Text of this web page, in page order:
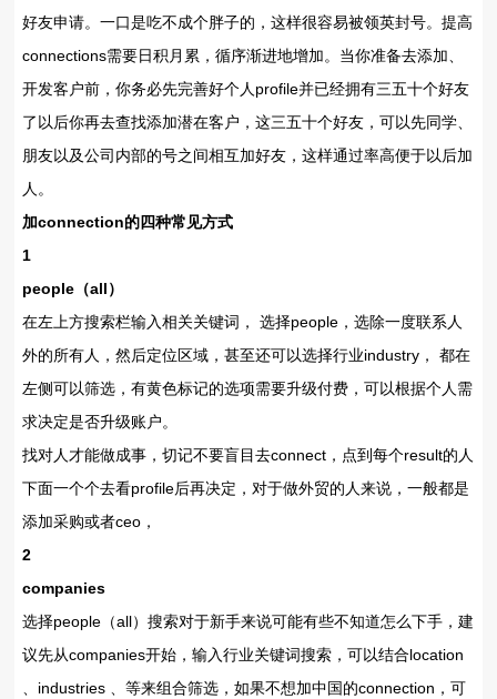
好友申请。一口是吃不成个胖子的，这样很容易被领英封号。提高
connections需要日积月累，循序渐进地增加。当你准备去添加、
开发客户前，你务必先完善好个人profile并已经拥有三五十个好友
了以后你再去查找添加潜在客户，这三五十个好友，可以先同学、
朋友以及公司内部的号之间相互加好友，这样通过率高便于以后加
人。
加connection的四种常见方式
1
people（all）
在左上方搜索栏输入相关关键词， 选择people，选除一度联系人
外的所有人，然后定位区域，甚至还可以选择行业industry， 都在
左侧可以筛选，有黄色标记的选项需要升级付费，可以根据个人需
求决定是否升级账户。
找对人才能做成事，切记不要盲目去connect，点到每个result的人
下面一个个去看profile后再决定，对于做外贸的人来说，一般都是
添加采购或者ceo，
2
companies
选择people（all）搜索对于新手来说可能有些不知道怎么下手，建
议先从companies开始，输入行业关键词搜索，可以结合location
、industries 、等来组合筛选，如果不想加中国的connection，可